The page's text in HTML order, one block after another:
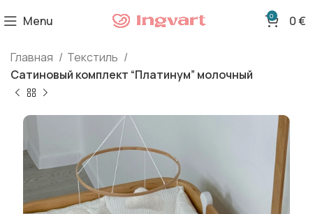
Menu 0 0€
Главная
Текстиль
Сатиновый комплект “Платинум” молочный